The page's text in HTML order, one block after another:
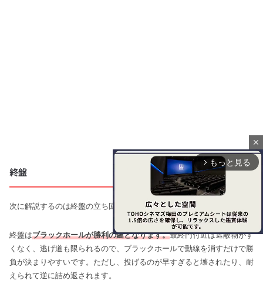
終盤
次に解説するのは終盤の立ち回りです。
終盤はブラックホールが勝利の鍵となります。最終円付近は遮蔽物がす
くなく、逃げ道も限られるので、ブラックホールで動線を消すだけで勝
負が決まりやすいです。ただし、投げるのが早すぎると壊されたり、耐
えられて逆に詰め返されます。
close
arrow_forward_ios もっと見る
M